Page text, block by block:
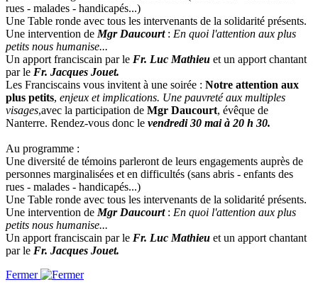
rues - malades - handicapés...)
Une Table ronde avec tous les intervenants de la solidarité présents.
Une intervention de Mgr Daucourt: En quoi l'attention aux plus
petits nous humanise...
Un apport franciscain par le Fr. Luc Mathieu et un apport chantant
par le Fr. Jacques Jouet.
Les Franciscains vous invitent à une soirée : Notre attention aux
plus petits, enjeux et implications. Une pauvreté aux multiples
visages,avec la participation de Mgr Daucourt, évêque de
Nanterre. Rendez-vous donc le vendredi 30 mai à 20 h 30.
Au programme :
Une diversité de témoins parleront de leurs engagements auprès de
personnes marginalisées et en difficultés (sans abris - enfants des
rues - malades - handicapés...)
Une Table ronde avec tous les intervenants de la solidarité présents.
Une intervention de Mgr Daucourt: En quoi l'attention aux plus
petits nous humanise...
Un apport franciscain par le Fr. Luc Mathieu et un apport chantant
par le Fr. Jacques Jouet.
Fermer